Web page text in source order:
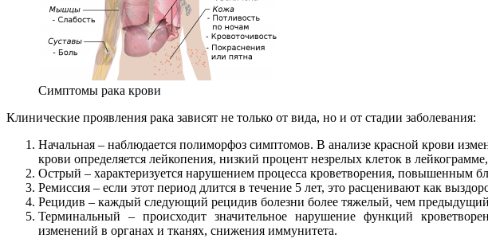
Симптомы рака крови
Клинические проявления рака зависят не только от вида, но и от стадии заболевания:
Начальная – наблюдается полиморфоз симптомов. В анализе красной крови
крови определяется лейкопения, низкий процент незрелых клеток в
Острый – характеризуется нарушением процесса кроветворения, повышенным
Ремиссия – если этот период длится в течение 5 лет, это расценивают как
Рецидив – каждый следующий рецидив болезни более тяжелый, чем
Терминальный – происходит значительное нарушение функций
изменений в органах и тканях, снижения иммунитета.